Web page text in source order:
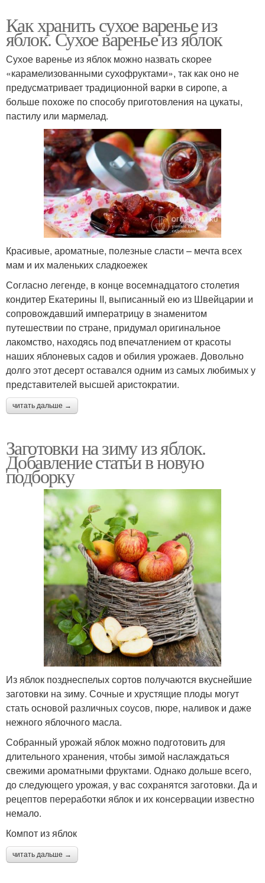
Как хранить сухое варенье из
яблок. Сухое варенье из яблок
Сухое варенье из яблок можно назвать скорее
«карамелизованными сухофруктами», так как оно не
предусматривает традиционной варки в сиропе, а
больше похоже по способу приготовления на цукаты,
пастилу или мармелад.
Красивые, ароматные, полезные сласти – мечта всех
мам и их маленьких сладкоежек
Согласно легенде, в конце восемнадцатого столетия
кондитер Екатерины II, выписанный ею из Швейцарии и
сопровождавший императрицу в знаменитом
путешествии по стране, придумал оригинальное
лакомство, находясь под впечатлением от красоты
наших яблоневых садов и обилия урожаев. Довольно
долго этот десерт оставался одним из самых любимых у
представителей высшей аристократии.
читать дальше →
Заготовки на зиму из яблок.
Добавление статьи в новую
подборку
Из яблок позднеспелых сортов получаются вкуснейшие
заготовки на зиму. Сочные и хрустящие плоды могут
стать основой различных соусов, пюре, наливок и даже
нежного яблочного масла.
Собранный урожай яблок можно подготовить для
длительного хранения, чтобы зимой наслаждаться
свежими ароматными фруктами. Однако дольше всего,
до следующего урожая, у вас сохранятся заготовки. Да и
рецептов переработки яблок и их консервации известно
немало.
Компот из яблок
читать дальше →